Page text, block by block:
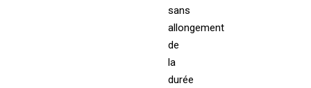
sans
allongement
de
la
durée